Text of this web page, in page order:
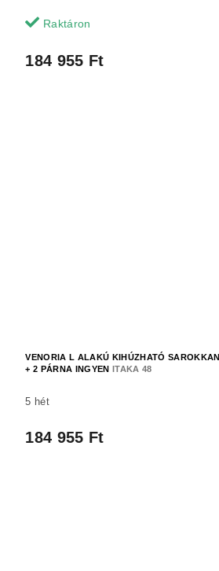
Raktáron
184 955 Ft
VENORIA L ALAKÚ KIHÚZHATÓ
+ 2 PÁRNA INGYEN ITAKA 48
5 hét
184 955 Ft